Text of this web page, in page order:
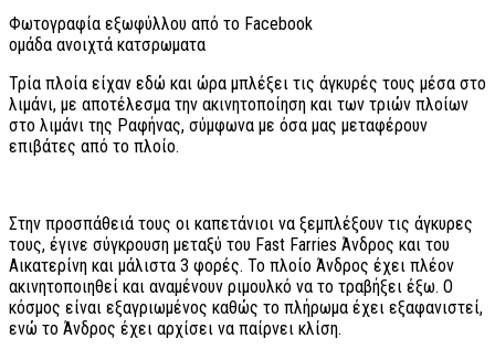
Φωτογραφία εξωφύλλου από το Facebook
ομάδα ανοιχτά κατσρωματα
Τρία πλοία είχαν εδώ και ώρα μπλέξει τις άγκυρές τους μέσα στο
λιμάνι, με αποτέλεσμα την ακινητοποίηση και των τριών πλοίων
στο λιμάνι της Ραφήνας, σύμφωνα με όσα μας μεταφέρουν
επιβάτες από το πλοίο.
Στην προσπάθειά τους οι καπετάνιοι να ξεμπλέξουν τις άγκυρες
τους, έγινε σύγκρουση μεταξύ του Fast Farries Άνδρος και του
Αικατερίνη και μάλιστα 3 φορές. Το πλοίο Άνδρος έχει πλέον
ακινητοποιηθεί και αναμένουν ριμουλκό να το τραβήξει έξω. Ο
κόσμος είναι εξαγριωμένος καθώς το πλήρωμα έχει εξαφανιστεί,
ενώ το Άνδρος έχει αρχίσει να παίρνει κλίση.